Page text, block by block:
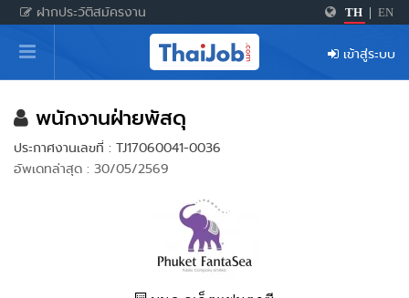
ฝากประวัติสมัครงาน TH EN
หน้าหลัก
ผู้สมัครงาน: เข้าสู่ระบบ
ฝากประวัติสมัครงาน
เกร็ดความรู้
เข้าสู่ระบบ
พนักงานฝ่ายพัสดุ
ประกาศงานเลขที่ : TJ17060041-0036
อัพเดทล่าสุด : 30/05/2569